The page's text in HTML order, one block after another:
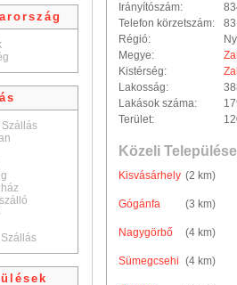
Szállás
Szállás
Irányítószám:
Telefon körzetszám:
83
Régió:
Megye:
Kistérség:
Lakosság:
Lakások száma:
Terület:
Közeli
Kisvásárhely (2 km)
Gógánfa (3 km)
Nagygörbő (4 km)
Sümegcsehi (4 km)